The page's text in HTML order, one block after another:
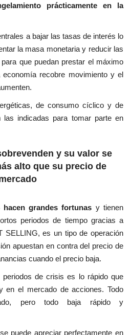
prácticamente en la
a bajar las tasas de interés lo
la masa monetaria y reducir las
que puedan prestar el máximo
recobre movimiento y el
de consumo cíclico y de
las indicadas para tomar parte en
y su valor se
alto que su precio de
hacen grandes fortunas y tienen
periodos de tiempo gracias a
SELLING, es un tipo de operación
apuestan en contra del precio de
cuando el precio baja.
de crisis es lo rápido que
en el mercado de acciones. Todo
pero todo baja rápido y
puede apreciar perfectamente en